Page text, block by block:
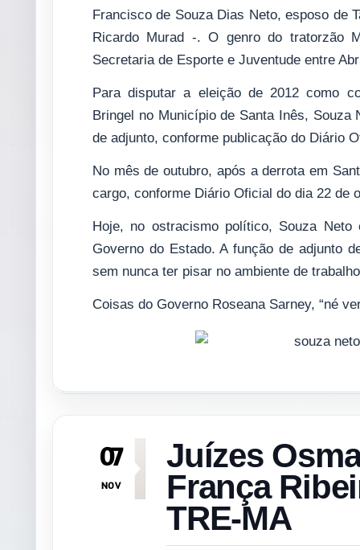
Francisco de Souza Dias Neto, esposo de
Ricardo Murad -. O genro do tratorzão
Secretaria de Esporte e Juventude entre
Para disputar a eleição de 2012 como
Bringel no Município de Santa Inês, Souza
de adjunto, conforme publicação do Diário
No mês de outubro, após a derrota em
cargo, conforme Diário Oficial do dia 22 de
Hoje, no ostracismo político, Souza Neto
Governo do Estado. A função de adjunto
sem nunca ter pisar no ambiente de
Coisas do Governo Roseana Sarney, “né
07
NOV
Juízes
França
TRE-MA